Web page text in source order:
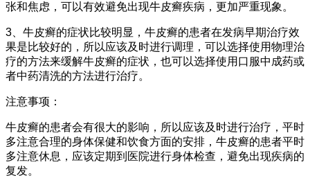
张和焦虑，可以有效避免出现牛皮癣疾病，更加严重现象。
3、牛皮癣的症状比较明显，牛皮癣的患者在发病早期治疗效
果是比较好的，所以应该及时进行调理，可以选择使用物理治
疗的方法来缓解牛皮癣的症状，也可以选择使用口服中成药或
者中药清洗的方法进行治疗。
注意事项：
牛皮癣的患者会有很大的影响，所以应该及时进行治疗，平时
多注意合理的身体保健和饮食方面的安排，牛皮癣的患者平时
多注意休息，应该定期到医院进行身体检查，避免出现疾病的
复发。